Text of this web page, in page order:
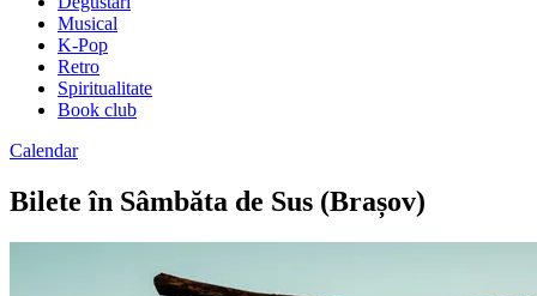
Musical
K-Pop
Retro
Spiritualitate
Book club
Calendar
Bilete în Sâmbăta de Sus (Brașov)